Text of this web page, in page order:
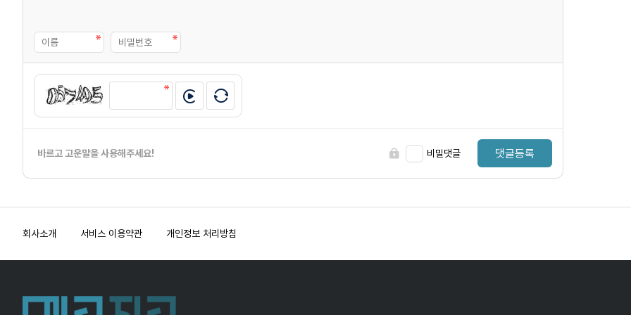
바르고 고운말을 사용해주세요! 비밀댓글 댓글등록
회사소개 서비스 이용약관 개인정보 처리방침